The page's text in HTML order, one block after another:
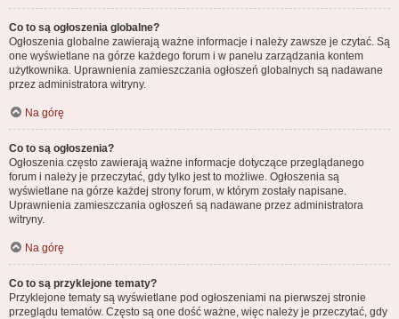
Co to są ogłoszenia globalne?
Ogłoszenia globalne zawierają ważne informacje i należy zawsze je czytać. Są
one wyświetlane na górze każdego forum i w panelu zarządzania kontem
użytkownika. Uprawnienia zamieszczania ogłoszeń globalnych są nadawane
przez administratora witryny.
Na górę
Co to są ogłoszenia?
Ogłoszenia często zawierają ważne informacje dotyczące przeglądanego
forum i należy je przeczytać, gdy tylko jest to możliwe. Ogłoszenia są
wyświetlane na górze każdej strony forum, w którym zostały napisane.
Uprawnienia zamieszczania ogłoszeń są nadawane przez administratora
witryny.
Na górę
Co to są przyklejone tematy?
Przyklejone tematy są wyświetlane pod ogłoszeniami na pierwszej stronie
przeglądu tematów. Często są one dość ważne, więc należy je przeczytać, gdy